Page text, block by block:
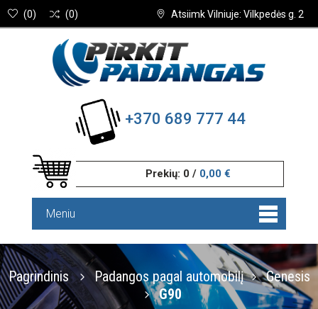
Atsiimk Vilniuje: Vilkpedės g. 2
(0) (0)
+370 689 777 44
Prekių: 0 / 0,00 €
Meniu
Pagrindinis Padangos pagal automobilį
Genesis
G90